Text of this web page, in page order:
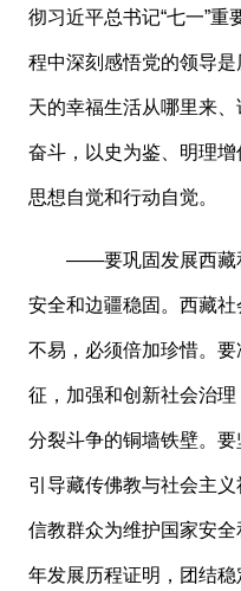
彻习近平总书记“七一”
程中深刻感悟党的领导
天的幸福生活从哪里来
奋斗，以史为鉴、明理
思想自觉和行动自觉。
——要巩固发展西藏
安全和边疆稳固。西藏
不易，必须倍加珍惜。
征，加强和创新社会治
分裂斗争的铜墙铁壁。
引导藏传佛教与社会主
信教群众为维护国家安
年发展历程证明，团结